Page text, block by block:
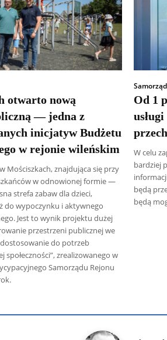
otwarto nową
— jedna z
inicjatyw Budżetu
w rejonie wileńskim
Mościszkach, znajdująca się przy
w odnowionej formie —
strefa zabaw dla dzieci,
do wypoczynku i aktywnego
Jest to wynik projektu dużej
przestrzeni publicznej we
do potrzeb
społeczności”, zrealizowanego w
Samorządu Rejonu
Od 1
W celu
bardziej
będą
będą
Borowik